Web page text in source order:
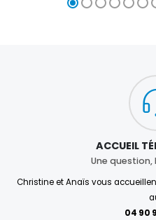
ACCUEIL
Une question,
Christine et Anaïs vous
04 90